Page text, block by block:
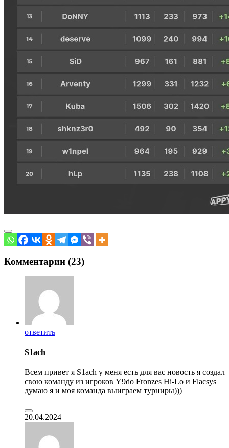
Комментарии (23)
ответить
S1ach
Всем привет я S1ach у меня есть для вас новость я создал
свою команду из игроков Y9do Fronzes Hi-Lo и Flacsys
думаю я и моя команда выиграем турниры)))
20.04.2024